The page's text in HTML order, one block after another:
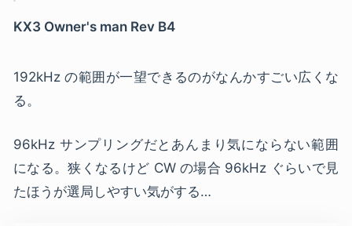
KX3 Owner's man Rev B4
192kHz の範囲が一望できるのがなんかすごい広くな
る。
96kHz サンプリングだとあんまり気にならない範囲
になる。狭くなるけど CW の場合 96kHz ぐらいで見
たほうが選局しやすい気がする…